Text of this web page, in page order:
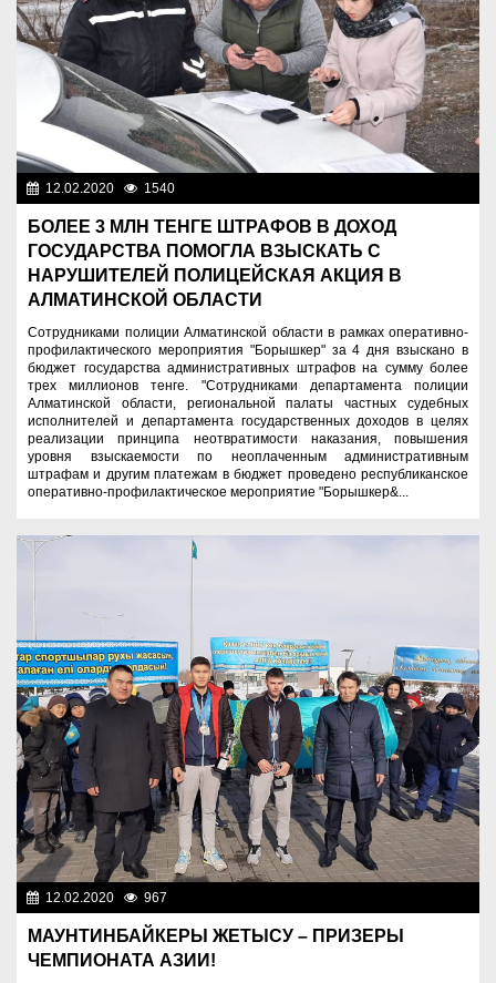
12.02.2020 1540
БОЛЕЕ 3 МЛН ТЕНГЕ ШТРАФОВ В ДОХОД
ГОСУДАРСТВА ПОМОГЛА ВЗЫСКАТЬ С
НАРУШИТЕЛЕЙ ПОЛИЦЕЙСКАЯ АКЦИЯ В
АЛМАТИНСКОЙ ОБЛАСТИ
Сотрудниками полиции Алматинской области в рамках оперативно-
профилактического мероприятия "Борышкер" за 4 дня взыскано в
бюджет государства административных штрафов на сумму более
трех миллионов тенге. "Сотрудниками департамента полиции
Алматинской области, региональной палаты частных судебных
исполнителей и департамента государственных доходов в целях
реализации принципа неотвратимости наказания, повышения
уровня взыскаемости по неоплаченным административным
штрафам и другим платежам в бюджет проведено республиканское
оперативно-профилактическое мероприятие "Борышкер&...
12.02.2020 967
МАУНТИНБАЙКЕРЫ ЖЕТЫСУ – ПРИЗЕРЫ
ЧЕМПИОНАТА АЗИИ!